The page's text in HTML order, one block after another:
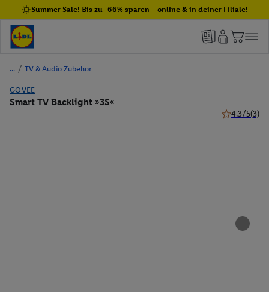
Summer Sale! Bis zu -66% sparen – online & in deiner Filiale!
/ TV & Audio Zubehör
GOVEE
Smart TV Backlight »3S«
4.3/5(3)